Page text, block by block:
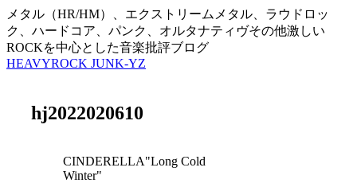
メタル（HR/HM）、エクストリームメタル、ラウドロッ
ク、ハードコア、パンク、オルタナティヴその他激しい
ROCKを中心とした音楽批評ブログ
HEAVYROCK JUNK-YZ
hj2022020610
CINDERELLA"Long Cold
Winter"